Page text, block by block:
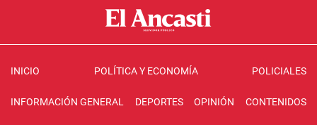
INICIO POLÍTICA Y ECONOMÍA POLICIALES
INFORMACIÓN GENERAL DEPORTES OPINIÓN CONTENIDOS